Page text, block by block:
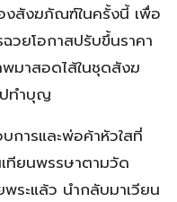
งสังฆภัณฑ์ในครั้งนี้ เพื่อ
วยโอกาสปรับขึ้นราคา
มาสอดไส้ในชุดสังฆ
ปทำบุญ
การและพ่อค้าหัวใสที่
ทียนพรรษาตามวัด
ระแล้ว นำกลับมาเวียน